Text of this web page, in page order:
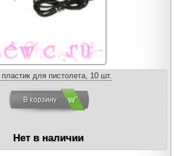
для пистолета, 10 шт.
Нет в наличии